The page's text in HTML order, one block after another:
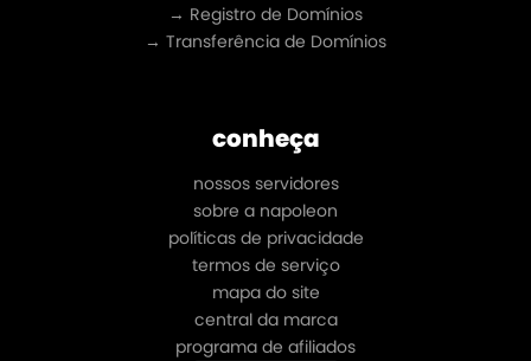
→ Registro de Domínios
→ Transferência de Domínios
conheça
nossos servidores
sobre a napoleon
políticas de privacidade
termos de serviço
mapa do site
central da marca
programa de afiliados